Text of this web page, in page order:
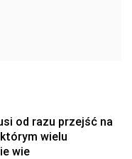
od razu przejść na
wielu
wie